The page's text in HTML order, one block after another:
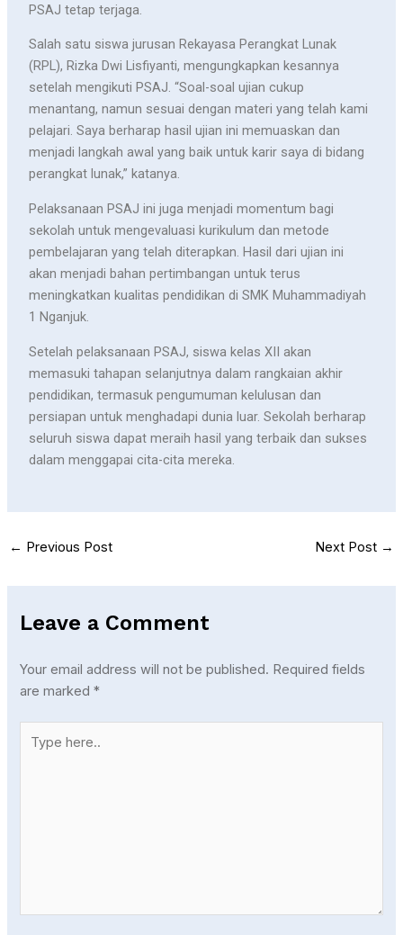
PSAJ tetap terjaga.
Salah satu siswa jurusan Rekayasa Perangkat Lunak
(RPL), Rizka Dwi Lisfiyanti, mengungkapkan kesannya
setelah mengikuti PSAJ. “Soal-soal ujian cukup
menantang, namun sesuai dengan materi yang telah kami
pelajari. Saya berharap hasil ujian ini memuaskan dan
menjadi langkah awal yang baik untuk karir saya di bidang
perangkat lunak,” katanya.
Pelaksanaan PSAJ ini juga menjadi momentum bagi
sekolah untuk mengevaluasi kurikulum dan metode
pembelajaran yang telah diterapkan. Hasil dari ujian ini
akan menjadi bahan pertimbangan untuk terus
meningkatkan kualitas pendidikan di SMK Muhammadiyah
1 Nganjuk.
Setelah pelaksanaan PSAJ, siswa kelas XII akan
memasuki tahapan selanjutnya dalam rangkaian akhir
pendidikan, termasuk pengumuman kelulusan dan
persiapan untuk menghadapi dunia luar. Sekolah berharap
seluruh siswa dapat meraih hasil yang terbaik dan sukses
dalam menggapai cita-cita mereka.
← Previous Post Next Post →
Leave a Comment
Your email address will not be published. Required fields
are marked*
here..